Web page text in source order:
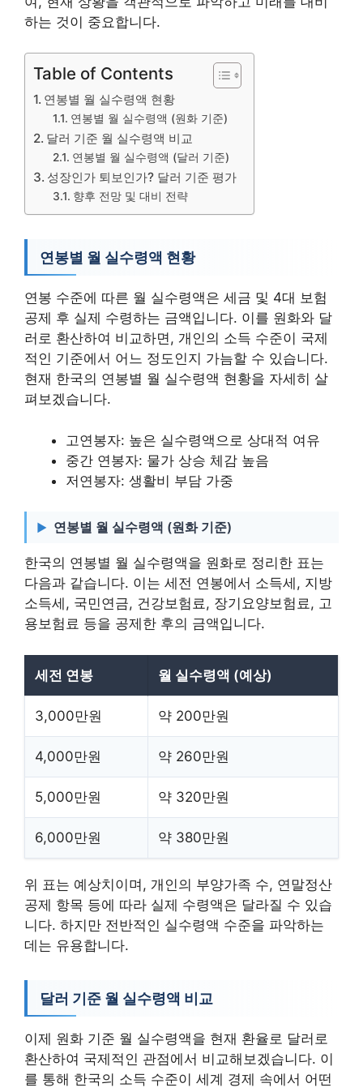
하는 것이 중요합니다.
Table of Contents
연봉별 월 실수령액 현황
연봉별 월 실수령액 (원화 기준)
달러 기준 월 실수령액 비교
연봉별 월 실수령액 (달러 기준)
성장인가 퇴보인가? 달러 기준 평가
향후 전망 및 대비 전략
연봉별 월 실수령액 현황
연봉 수준에 따른 월 실수령액은 세금 및 4대 보험
공제 후 실제 수령하는 금액입니다. 이를 원화와 달
러로 환산하여 비교하면, 개인의 소득 수준이 국제
적인 기준에서 어느 정도인지 가늠할 수 있습니다.
현재 한국의 연봉별 월 실수령액 현황을 자세히 살
펴보겠습니다.
고연봉자: 높은 실수령액으로 상대적 여유
중간 연봉자: 물가 상승 체감 높음
저연봉자: 생활비 부담 가중
연봉별 월 실수령액 (원화 기준)
한국의 연봉별 월 실수령액을 원화로 정리한 표는
다음과 같습니다. 이는 세전 연봉에서 소득세, 지방
소득세, 국민연금, 건강보험료, 장기요양보험료, 고
용보험료 등을 공제한 후의 금액입니다.
세전 연봉 월 실수령액 (예상)
3,000만원 약 200만원
4,000만원 약 260만원
5,000만원 약 320만원
6,000만원 약 380만원
위 표는 예상치이며, 개인의 부양가족 수, 연말정산
공제 항목 등에 따라 실제 수령액은 달라질 수 있습
니다. 하지만 전반적인 실수령액 수준을 파악하는
데는 유용합니다.
달러 기준 월 실수령액 비교
이제 원화 기준 월 실수령액을 현재 환율로 달러로
환산하여 국제적인 관점에서 비교해보겠습니다. 이
를 통해 한국의 소득 수준이 세계 경제 속에서 어떤